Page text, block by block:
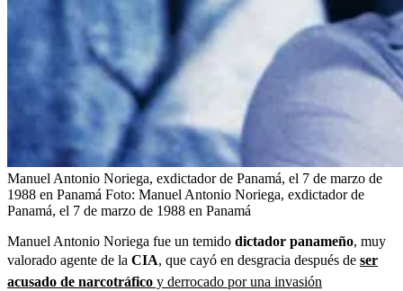
Manuel Antonio Noriega, exdictador de Panamá, el 7 de marzo de
1988 en Panamá Foto: Manuel Antonio Noriega, exdictador de
Panamá, el 7 de marzo de 1988 en Panamá
Manuel Antonio Noriega fue un temido dictador panameño, muy
valorado agente de la CIA, que cayó en desgracia después de ser
acusado de narcotráfico y derrocado por una invasión